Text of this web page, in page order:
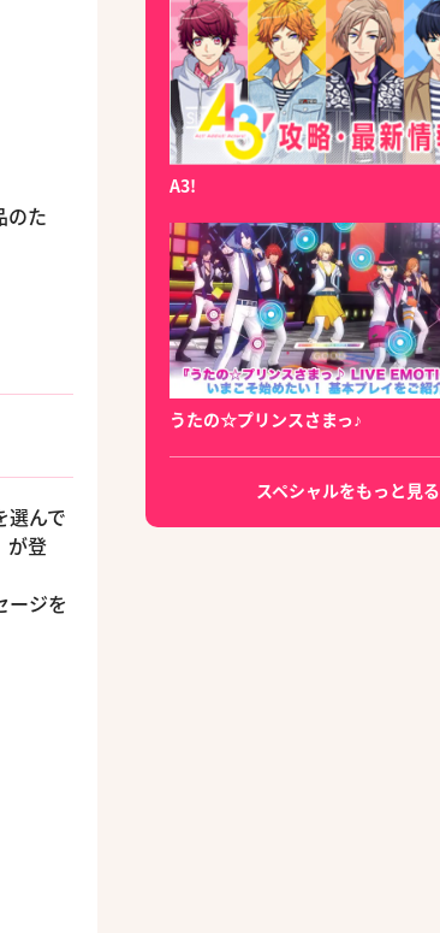
のた
選んで
が登
ージを
A3!
うたの☆プリンスさまっ♪
スペシャルをもっと見る